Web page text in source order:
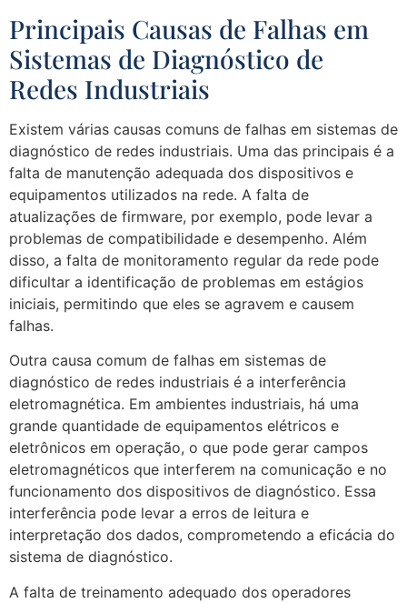
Principais Causas de Falhas em
Sistemas de Diagnóstico de
Redes Industriais
Existem várias causas comuns de falhas em sistemas de
diagnóstico de redes industriais. Uma das principais é a
falta de manutenção adequada dos dispositivos e
equipamentos utilizados na rede. A falta de
atualizações de firmware, por exemplo, pode levar a
problemas de compatibilidade e desempenho. Além
disso, a falta de monitoramento regular da rede pode
dificultar a identificação de problemas em estágios
iniciais, permitindo que eles se agravem e causem
falhas.
Outra causa comum de falhas em sistemas de
diagnóstico de redes industriais é a interferência
eletromagnética. Em ambientes industriais, há uma
grande quantidade de equipamentos elétricos e
eletrônicos em operação, o que pode gerar campos
eletromagnéticos que interferem na comunicação e no
funcionamento dos dispositivos de diagnóstico. Essa
interferência pode levar a erros de leitura e
interpretação dos dados, comprometendo a eficácia do
sistema de diagnóstico.
A falta de treinamento adequado dos operadores